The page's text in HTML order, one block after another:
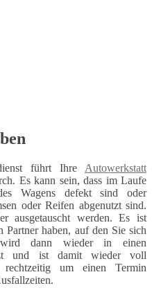
führt Ihre Autowerkstatt
Es kann sein, dass im Laufe
Wagens defekt sind oder
oder Reifen abgenutzt sind.
ausgetauscht werden. Es ist
haben, auf den Sie sich
dann wieder in einen
und ist damit wieder voll
um einen Termin